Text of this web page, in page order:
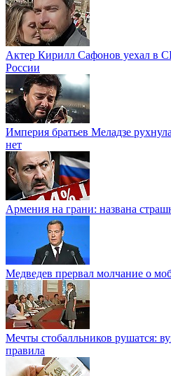
Актер Кирилл Сафонов уехал в
России
Империя братьев Меладзе
нет
Армения на грани: названа
Медведев прервал молчание о
Мечты стобалльников рушатся:
правила